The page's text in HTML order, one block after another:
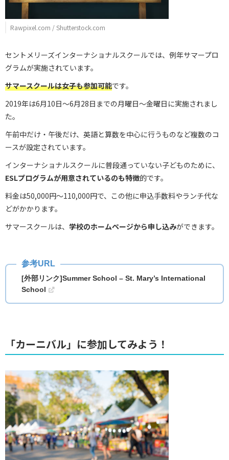
Rawpixel.com / Shutterstock.com
セントメリーズインターナショナルスクールでは、例年サマープロ
グラムが実施されています。
サマースクールは女子も参加可能です。
2019年は6月10日～6月28日までの月曜日～金曜日に実施されまし
た。
午前中だけ・午後だけ、英語と算数を中心に行うものなど複数のコ
ースが設定されています。
インターナショナルスクールに普段通っていない子どものために、
ESLプログラムが用意されているのも特徴的です。
料金は50,000円～110,000円で、この他に申込手数料やランチ代な
どがかかります。
サマースクールは、 学校のホームページから申し込みができます。
[外部リンク]Summer School – St. Mary’s International
School
「カーニバル」に参加してみよう！